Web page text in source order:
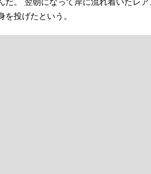
。 翌朝になって岸に流れ着いたレ
投げたという。